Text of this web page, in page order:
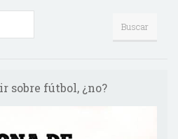
sobre fútbol, ¿no?